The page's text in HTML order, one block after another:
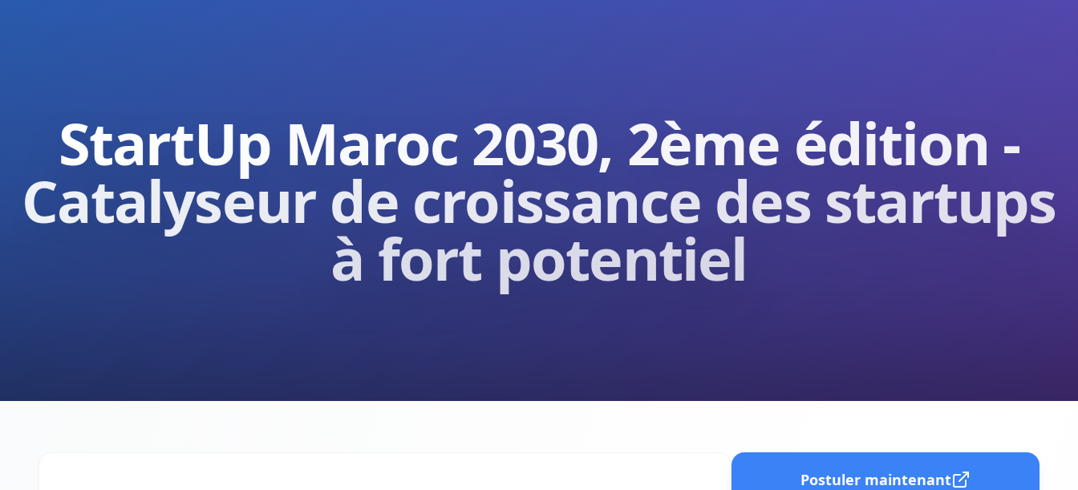
StartUp Maroc 2030, 2ème édition -
Catalyseur de croissance des startups
à fort potentiel
Postuler maintenant